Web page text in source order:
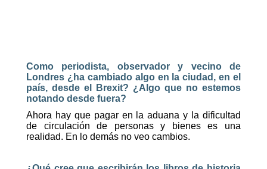
Como periodista, observador y vecino de
Londres ¿ha cambiado algo en la ciudad, en el
país, desde el Brexit? ¿Algo que no estemos
notando desde fuera?
Ahora hay que pagar en la aduana y la dificultad
de circulación de personas y bienes es una
realidad. En lo demás no veo cambios.